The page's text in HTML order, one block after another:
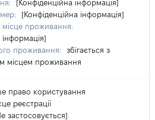
[Конфіденційна інформація]
[Конфіденційна інформація]
місце проживання:
інформація]
проживання:
збігається з
місцем проживання
право користування
реєстрації
застосовується]